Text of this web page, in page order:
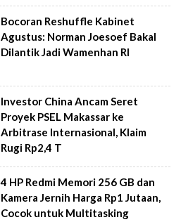
Bocoran Reshuffle Kabinet
Agustus: Norman Joesoef Bakal
Dilantik Jadi Wamenhan RI
Investor China Ancam Seret
Proyek PSEL Makassar ke
Arbitrase Internasional, Klaim
Rugi Rp2,4 T
4 HP Redmi Memori 256 GB dan
Kamera Jernih Harga Rp1 Jutaan,
Cocok untuk Multitasking